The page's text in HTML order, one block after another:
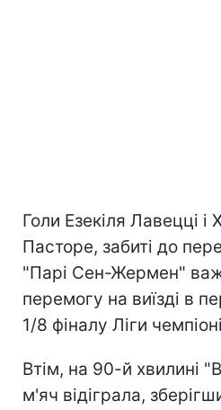
Голи Езекіля Лавецці і
Пасторе, забиті до
"Парі Сен-Жермен"
перемогу на виїзді в
1/8 фіналу Ліги
Втім, на 90-й хвилині
м'яч відіграла,